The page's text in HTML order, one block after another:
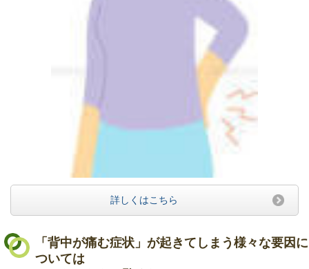
詳しくはこちら
「背中が痛む症状」が起きてしまう様々な要因に
ついては